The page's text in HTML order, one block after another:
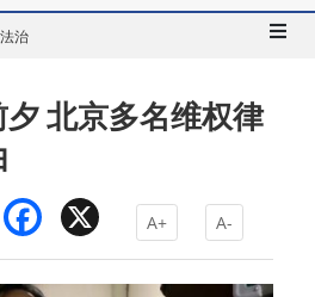
治
夕 北京多名维权律
Facebook A+ A-